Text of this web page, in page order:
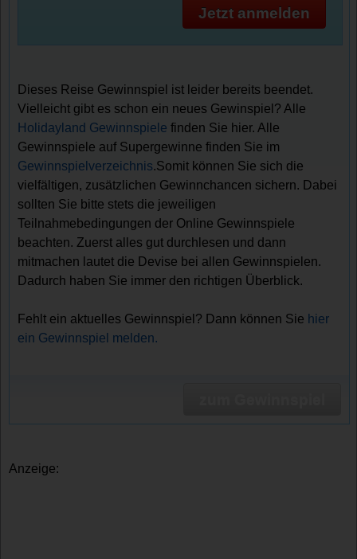
Jetzt anmelden
Dieses Reise Gewinnspiel ist leider bereits beendet.
Vielleicht gibt es schon ein neues Gewinspiel? Alle
Holidayland Gewinnspiele finden Sie hier. Alle
Gewinnspiele auf Supergewinne finden Sie im
Gewinnspielverzeichnis.Somit können Sie sich die
vielfältigen, zusätzlichen Gewinnchancen sichern. Dabei
sollten Sie bitte stets die jeweiligen
Teilnahmebedingungen der Online Gewinnspiele
beachten. Zuerst alles gut durchlesen und dann
mitmachen lautet die Devise bei allen Gewinnspielen.
Dadurch haben Sie immer den richtigen Überblick.
Fehlt ein aktuelles Gewinnspiel? Dann können Sie hier
ein Gewinnspiel melden.
Anzeige: